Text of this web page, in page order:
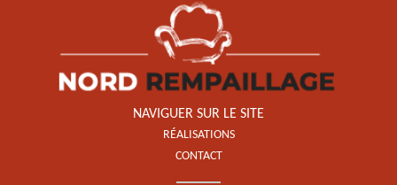
NAVIGUER SUR LE SITE
RÉALISATIONS
CONTACT